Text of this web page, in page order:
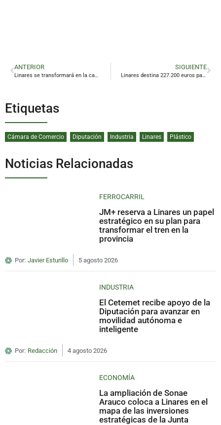
ANTERIOR
Linares se transformará en la capital del ‘arte urbano’ de las culturas del mundo
SIGUIENTE
Linares destina 227.200 euros para iluminar la Navidad
Etiquetas
Cámara de Comercio Diputación Industria Linares Plástico
Noticias Relacionadas
FERROCARRIL
JM+ reserva a Linares un papel
estratégico en su plan para
transformar el tren en la
provincia
Por: Javier Esturillo 5 agosto 2026
INDUSTRIA
El Cetemet recibe apoyo de la
Diputación para avanzar en
movilidad autónoma e
inteligente
Por: Redacción 4 agosto 2026
ECONOMÍA
La ampliación de Sonae
Arauco coloca a Linares en el
mapa de las inversiones
estratégicas de la Junta